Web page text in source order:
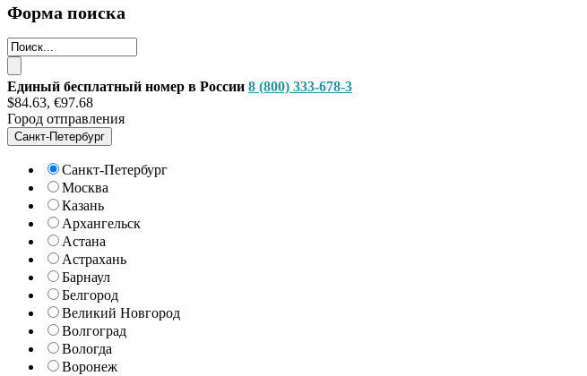
Форма поиска
Единый бесплатный номер в России 8 (800) 333-678-3
$84.63, €97.68
Город отправления
Санкт-Петербург
Санкт-Петербург
Москва
Казань
Архангельск
Астана
Астрахань
Барнаул
Белгород
Великий Новгород
Волгоград
Вологда
Воронеж